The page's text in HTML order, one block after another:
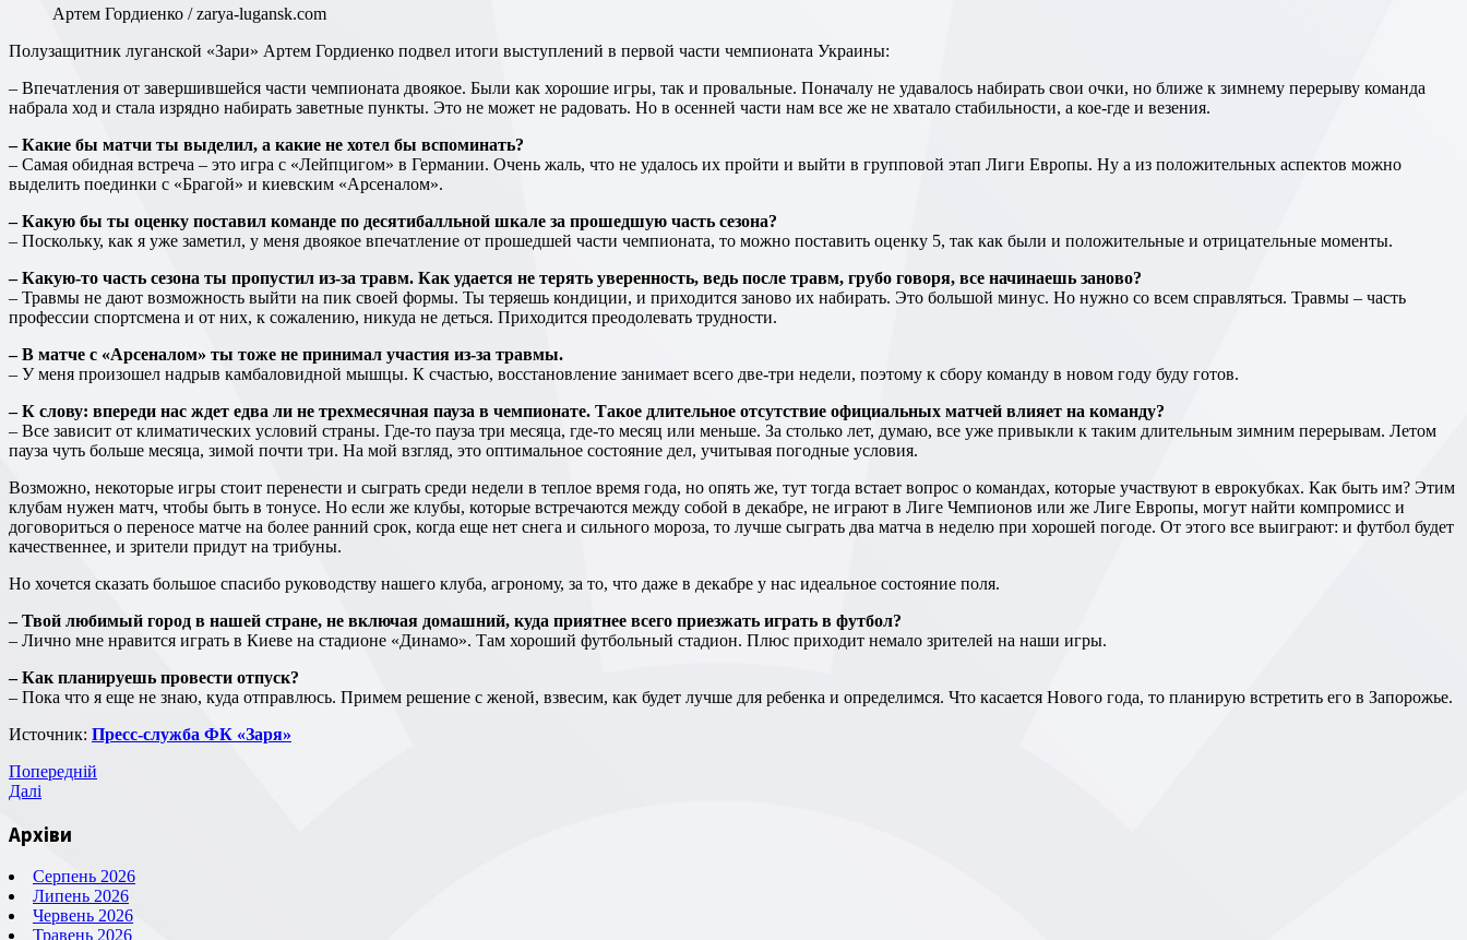
Артем Гордиенко / zarya-lugansk.com
Полузащитник луганской «Зари» Артем Гордиенко подвел итоги выступлений в первой части чемпионата Украины:
– Впечатления от завершившейся части чемпионата двоякое. Были как хорошие игры, так и провальные. Поначалу не удавалось набирать свои очки, но ближе к зимнему перерыву команда
набрала ход и стала изрядно набирать заветные пункты. Это не может не радовать. Но в осенней части нам все же не хватало стабильности, а кое-где и везения.
– Какие бы матчи ты выделил, а какие не хотел бы вспоминать?
– Самая обидная встреча – это игра с «Лейпцигом» в Германии. Очень жаль, что не удалось их пройти и выйти в групповой этап Лиги Европы. Ну а из положительных аспектов можно
выделить поединки с «Брагой» и киевским «Арсеналом».
– Какую бы ты оценку поставил команде по десятибалльной шкале за прошедшую часть сезона?
– Поскольку, как я уже заметил, у меня двоякое впечатление от прошедшей части чемпионата, то можно поставить оценку 5, так как были и положительные и отрицательные моменты.
– Какую-то часть сезона ты пропустил из-за травм. Как удается не терять уверенность, ведь после травм, грубо говоря, все начинаешь заново?
– Травмы не дают возможность выйти на пик своей формы. Ты теряешь кондиции, и приходится заново их набирать. Это большой минус. Но нужно со всем справляться. Травмы – часть
профессии спортсмена и от них, к сожалению, никуда не деться. Приходится преодолевать трудности.
– В матче с «Арсеналом» ты тоже не принимал участия из-за травмы.
– У меня произошел надрыв камбаловидной мышцы. К счастью, восстановление занимает всего две-три недели, поэтому к сбору команду в новом году буду готов.
– К слову: впереди нас ждет едва ли не трехмесячная пауза в чемпионате. Такое длительное отсутствие официальных матчей влияет на команду?
– Все зависит от климатических условий страны. Где-то пауза три месяца, где-то месяц или меньше. За столько лет, думаю, все уже привыкли к таким длительным зимним перерывам. Летом
пауза чуть больше месяца, зимой почти три. На мой взгляд, это оптимальное состояние дел, учитывая погодные условия.
Возможно, некоторые игры стоит перенести и сыграть среди недели в теплое время года, но опять же, тут тогда встает вопрос о командах, которые участвуют в еврокубках. Как быть им? Этим
клубам нужен матч, чтобы быть в тонусе. Но если же клубы, которые встречаются между собой в декабре, не играют в Лиге Чемпионов или же Лиге Европы, могут найти компромисс и
договориться о переносе матче на более ранний срок, когда еще нет снега и сильного мороза, то лучше сыграть два матча в неделю при хорошей погоде. От этого все выиграют: и футбол будет
качественнее, и зрители придут на трибуны.
Но хочется сказать большое спасибо руководству нашего клуба, агроному, за то, что даже в декабре у нас идеальное состояние поля.
– Твой любимый город в нашей стране, не включая домашний, куда приятнее всего приезжать играть в футбол?
– Лично мне нравится играть в Киеве на стадионе «Динамо». Там хороший футбольный стадион. Плюс приходит немало зрителей на наши игры.
– Как планируешь провести отпуск?
– Пока что я еще не знаю, куда отправлюсь. Примем решение с женой, взвесим, как будет лучше для ребенка и определимся. Что касается Нового года, то планирую встретить его в Запорожье.
Источник: Пресс-служба ФК «Заря»
Навігація
записів
Попередній
запис
Попередній
Наступний
Далі
Архіви
Серпень 2026
Липень 2026
Червень 2026
Травень 2026